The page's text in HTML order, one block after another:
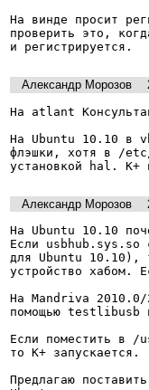
На винде просит
проверить это,
и регистрируется.
Александр Морозов
На atlant
На Ubuntu 10.10 в
флэшки, хотя в /etc/
установкой hal. К+
Александр Морозов
На Ubuntu 10.10
Если usbhub.sys.so
для Ubuntu 10.10),
устройство хабом.
На Mandriva
помощью testlibusb
Если поместить в
то К+ запускается.
Предлагаю